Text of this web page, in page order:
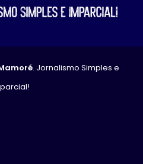
. Jornalismo Simples e